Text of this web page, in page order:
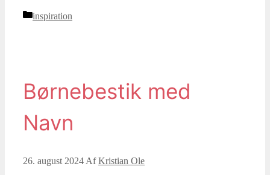
Kategorier
inspiration
Børnebestik med
Navn
26. august 2024 AfKristian Ole